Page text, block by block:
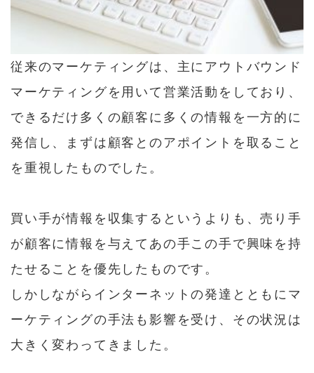
従来のマーケティングは、主にアウトバウンド
マーケティングを用いて営業活動をしており、
できるだけ多くの顧客に多くの情報を一方的に
発信し、まずは顧客とのアポイントを取ること
を重視したものでした。
買い手が情報を収集するというよりも、売り手
が顧客に情報を与えてあの手この手で興味を持
たせることを優先したものです。
しかしながらインターネットの発達とともにマ
ーケティングの手法も影響を受け、その状況は
大きく変わってきました。